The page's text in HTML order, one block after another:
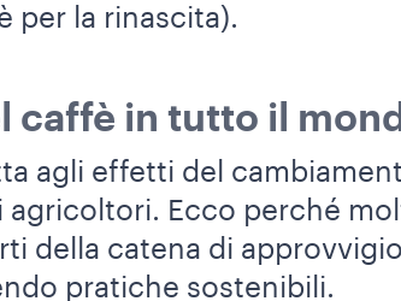
per la rinascita).
caffè in tutto il
agli effetti del
agricoltori. Ecco perché
della catena di
pratiche sostenibili.